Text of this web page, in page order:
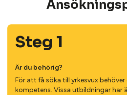
Steg 1
Är du behörig?
För att få söka till yrkesvux
kompetens. Vissa utbildningar har